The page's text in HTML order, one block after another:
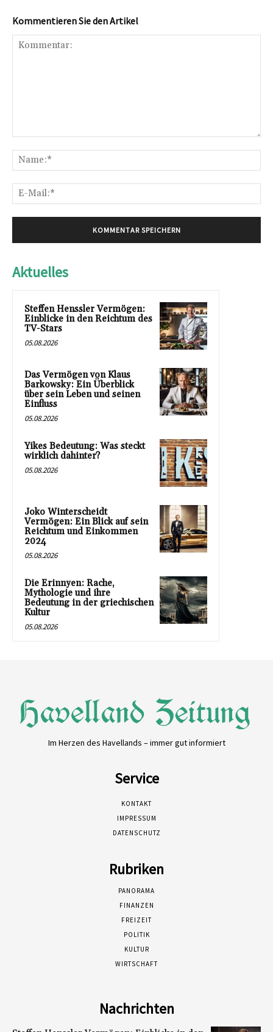
Kommentieren Sie den Artikel
Aktuelles
Steffen Henssler Vermögen:
Einblicke in den Reichtum des
TV-Stars
05.08.2026
Das Vermögen von Klaus
Barkowsky: Ein Überblick
über sein Leben und seinen
Einfluss
05.08.2026
Yikes Bedeutung: Was steckt
wirklich dahinter?
05.08.2026
Joko Winterscheidt
Vermögen: Ein Blick auf sein
Reichtum und Einkommen
2024
05.08.2026
Die Erinnyen: Rache,
Mythologie und ihre
Bedeutung in der griechischen
Kultur
05.08.2026
Im Herzen des Havellands – immer gut informiert
Service
KONTAKT
IMPRESSUM
DATENSCHUTZ
Rubriken
PANORAMA
FINANZEN
FREIZEIT
POLITIK
KULTUR
WIRTSCHAFT
Nachrichten